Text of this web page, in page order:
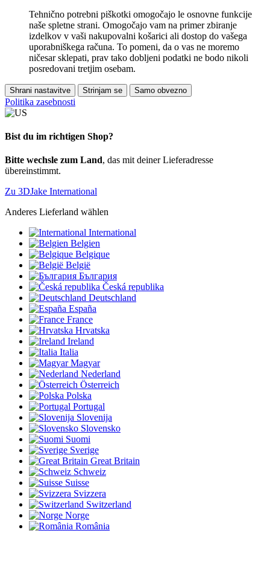
Tehnično potrebni piškotki omogočajo le osnovne funkcije
naše spletne strani. Omogočajo vam na primer zbiranje
izdelkov v vaši nakupovalni košarici ali dostop do vašega
uporabniškega računa. To pomeni, da o vas ne moremo
ničesar sklepati, prav tako dobljeni podatki ne bodo nikoli
posredovani tretjim osebam.
Shrani nastavitve Strinjam se Samo obvezno
Politika zasebnosti
Bist du im richtigen Shop?
Bitte wechsle zum Land, das mit deiner Lieferadresse
übereinstimmt.
Zu 3DJake International
Anderes Lieferland wählen
International
Belgien
Belgique
België
България
Česká republika
Deutschland
España
France
Hrvatska
Ireland
Italia
Magyar
Nederland
Österreich
Polska
Portugal
Slovenija
Slovensko
Suomi
Sverige
Great Britain
Schweiz
Suisse
Svizzera
Switzerland
Norge
România